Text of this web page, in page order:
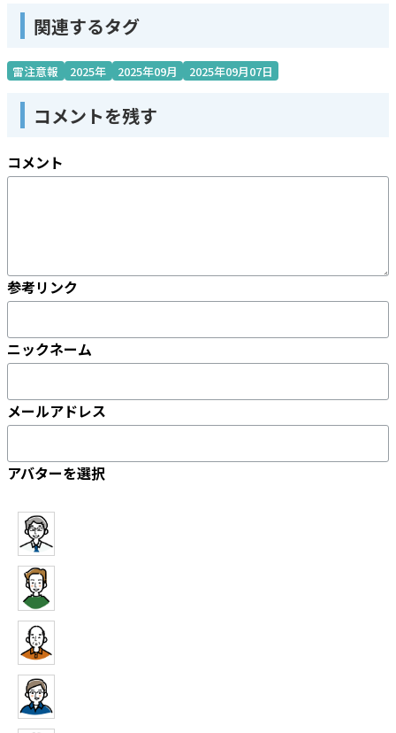
関連するタグ
雷注意報 2025年 2025年09月 2025年09月07日
コメントを残す
コメント
参考リンク
ニックネーム
メールアドレス
アバターを選択